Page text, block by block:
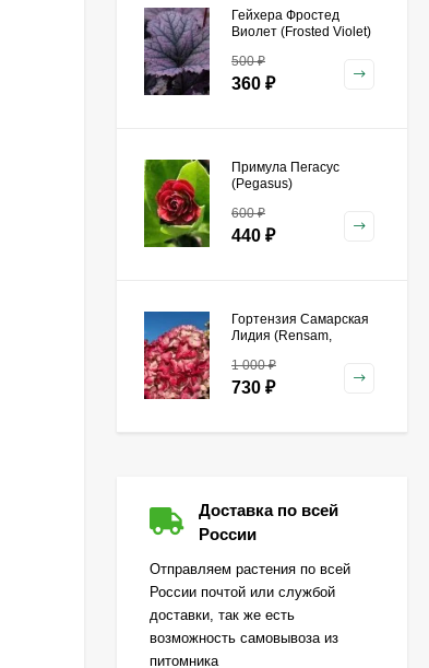
Гейхера Фростед
Виолет (Frosted Violet)
500₽
360 ₽
Примула Пегасус
(Pegasus)
600₽
440 ₽
Гортензия Самарская
Лидия (Rensam,
метельчатая
1 000₽
730 ₽
500₽
360
Гортензия Лаймлайт
(Limelight) метельчатая
Доставка по всей
России
Отправляем растения по всей
России почтой или службой
доставки, так же есть
возможность самовывоза из
питомника